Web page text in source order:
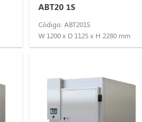
ABT20 1S
Código: ABT201S
W 1200 x D 1125 x H 2280 mm